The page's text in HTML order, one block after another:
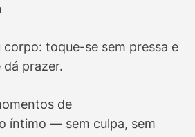
toque-se sem pressa e
dá prazer.
de
íntimo — sem culpa, sem